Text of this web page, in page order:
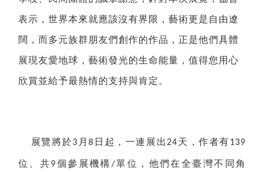
表示，世界本來就應該沒有界限，藝術更是自由遼
闊，而多元族群朋友們創作的作品，正是他們具體
展現友愛地球，藝術發光的生命能量，值得您用心
欣賞並給予最熱情的支持與肯定。
展覽將於3 月8 日起，一連展出 24天，作者有139
位、共9個參展機構/單位，他們在全臺灣不同角